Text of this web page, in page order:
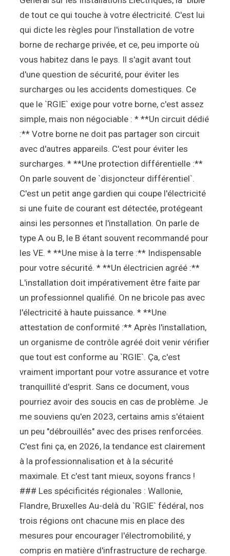
de tout ce qui touche à votre électricité. C'est lui
qui dicte les règles pour l'installation de votre
borne de recharge privée, et ce, peu importe où
vous habitez dans le pays. Il s'agit avant tout
d'une question de sécurité, pour éviter les
surcharges ou les accidents domestiques. Ce
que le `RGIE` exige pour votre borne, c'est assez
simple, mais non négociable : * **Un circuit dédié
:** Votre borne ne doit pas partager son circuit
avec d'autres appareils. C'est pour éviter les
surcharges. * **Une protection différentielle :**
On parle souvent de `disjoncteur différentiel`.
C'est un petit ange gardien qui coupe l'électricité
si une fuite de courant est détectée, protégeant
ainsi les personnes et l'installation. On parle de
type A ou B, le B étant souvent recommandé pour
les VE. * **Une mise à la terre :** Indispensable
pour votre sécurité. * **Un électricien agréé :**
L'installation doit impérativement être faite par
un professionnel qualifié. On ne bricole pas avec
l'électricité à haute puissance. * **Une
attestation de conformité :** Après l'installation,
un organisme de contrôle agréé doit venir vérifier
que tout est conforme au `RGIE`. Ça, c'est
vraiment important pour votre assurance et votre
tranquillité d'esprit. Sans ce document, vous
pourriez avoir des soucis en cas de problème. Je
me souviens qu'en 2023, certains amis s'étaient
un peu "débrouillés" avec des prises renforcées.
C'est fini ça, en 2026, la tendance est clairement
à la professionnalisation et à la sécurité
maximale. Et c'est tant mieux, soyons francs !
### Les spécificités régionales : Wallonie,
Flandre, Bruxelles Au-delà du `RGIE` fédéral, nos
trois régions ont chacune mis en place des
mesures pour encourager l'électromobilité, y
compris en matière d'infrastructure de recharge.